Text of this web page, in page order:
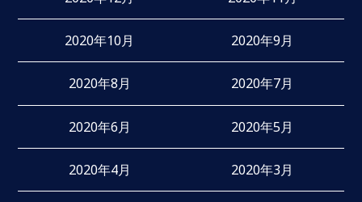
2020年10月 2020年9月
2020年8月 2020年7月
2020年6月 2020年5月
2020年4月 2020年3月